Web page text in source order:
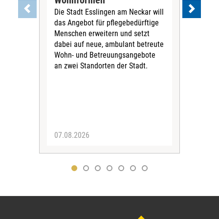
Die Stadt Esslingen am Neckar will
das Angebot für pflegebedürftige
Menschen erweitern und setzt
dabei auf neue, ambulant betreute
Wohn- und Betreuungsangebote
an zwei Standorten der Stadt.
07.08.2026